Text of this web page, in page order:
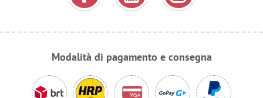
Modalità di pagamento e consegna